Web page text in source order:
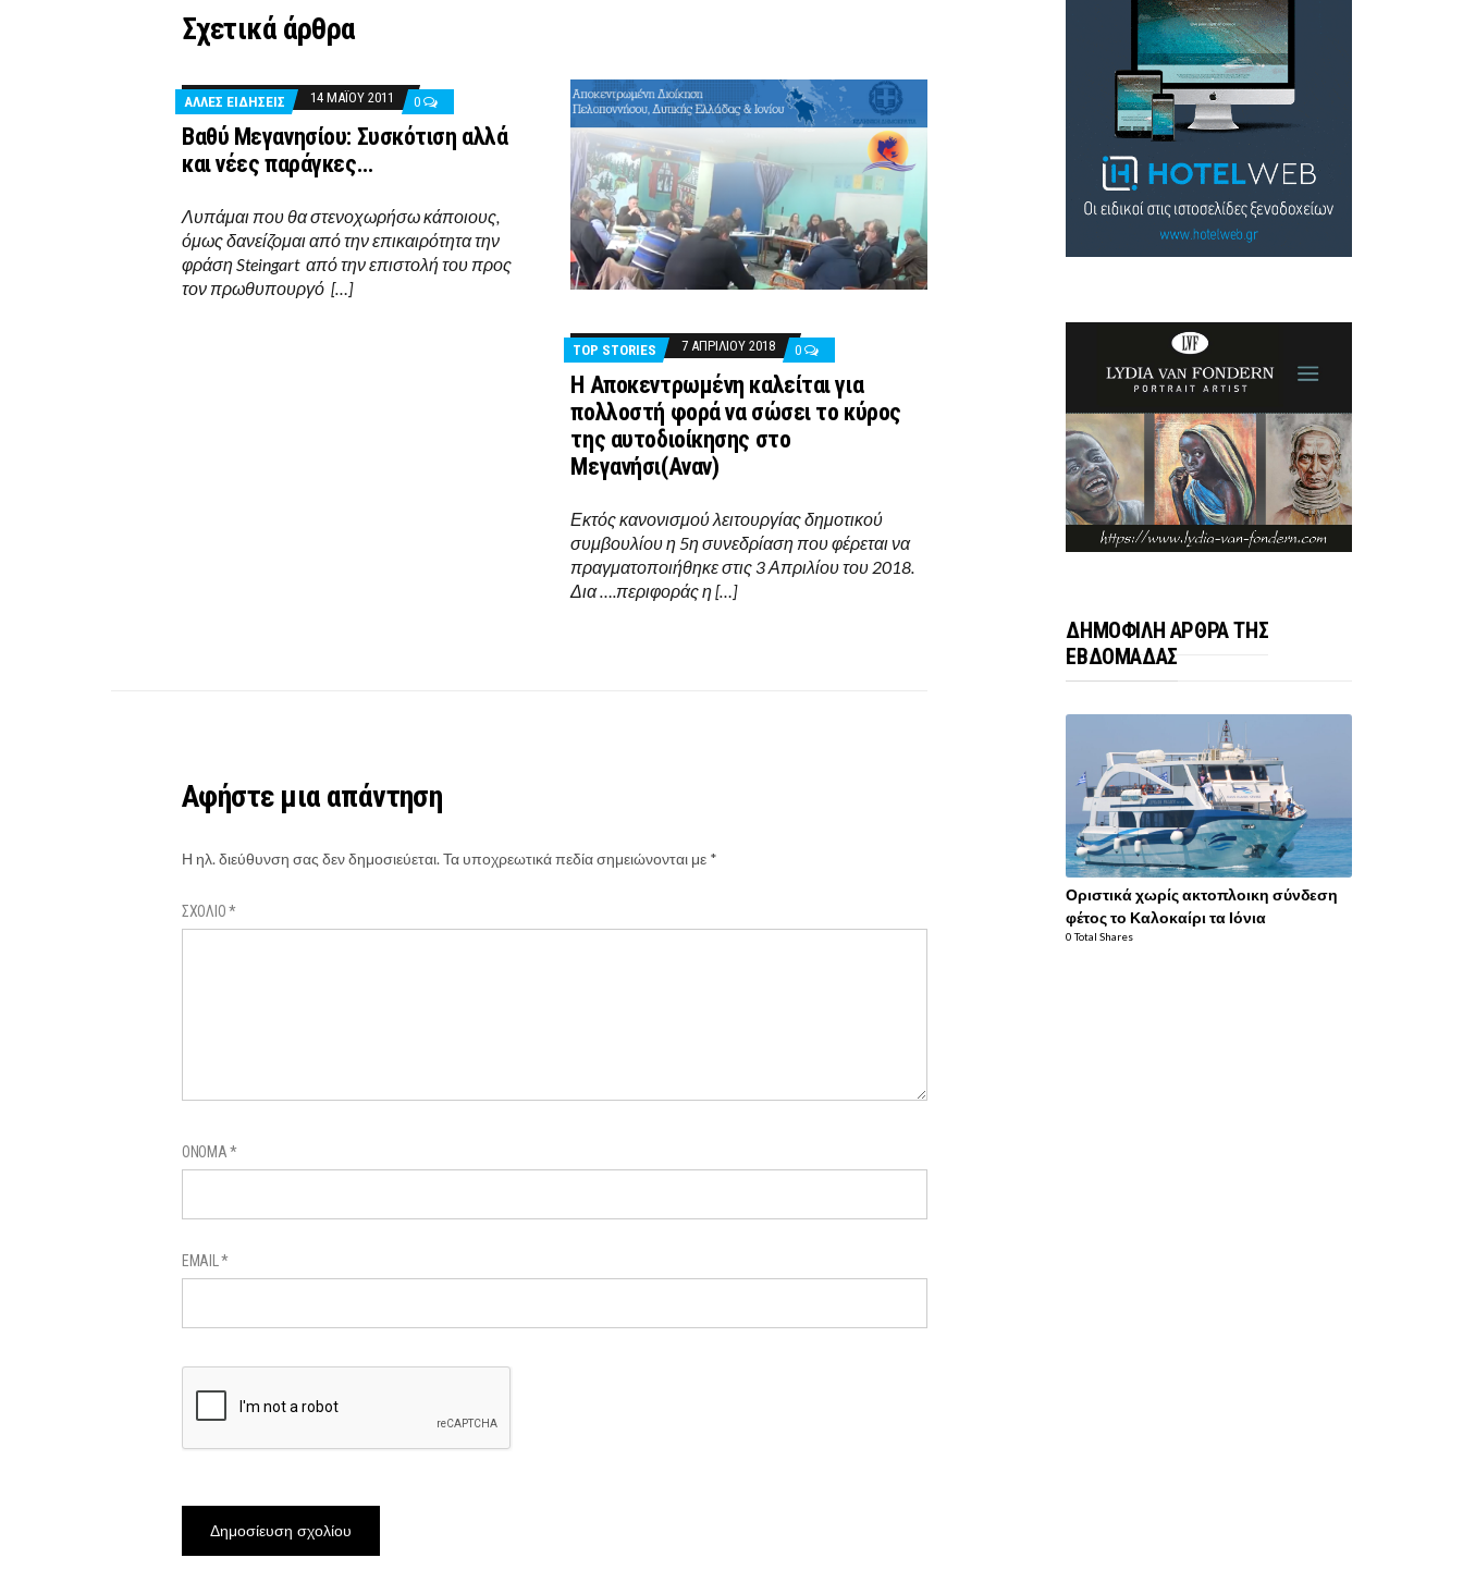
Σχετικά άρθρα
ΑΛΛΕΣ ΕΙΔΗΣΕΙΣ 14 ΜΑΪ́ΟΥ 2011 0
Βαθύ Μεγανησίου: Συσκότιση αλλά
και νέες παράγκες…
Λυπάμαι που θα στενοχωρήσω κάποιους,
όμως δανείζομαι από την επικαιρότητα την
φράση Steingart από την επιστολή του προς
τον πρωθυπουργό […]
TOP STORIES 7 ΑΠΡΙΛΊΟΥ 2018 0
Η Αποκεντρωμένη καλείται για
πολλοστή φορά να σώσει το κύρος
της αυτοδιοίκησης στο
Μεγανήσι(Aναν)
Εκτός κανονισμού λειτουργίας δημοτικού
συμβουλίου η 5η συνεδρίαση που φέρεται να
πραγματοποιήθηκε στις 3 Απριλίου του 2018.
Δια ….περιφοράς η […]
Αφήστε μια απάντηση
Η ηλ. διεύθυνση σας δεν δημοσιεύεται.Τα υποχρεωτικά πεδία σημειώνονται με *
ΣΧΌΛΙΟ*
ΌΝΟΜΑ*
EMAIL*
ΔΗΜΟΦΙΛΗ ΑΡΘΡΑ ΤΗΣ
ΕΒΔΟΜΑΔΑΣ
Οριστικά χωρίς ακτοπλοικη σύνδεση
φέτος το Καλοκαίρι τα Ιόνια
0 Total Shares